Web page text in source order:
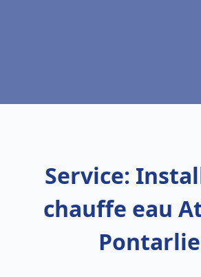
Service:
chauffe eau